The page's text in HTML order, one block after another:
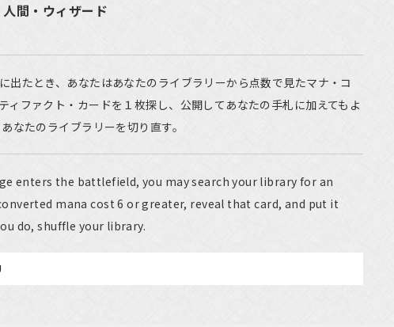
間・ウィザード
出たとき、あなたはあなたのライブラリーから点数で見たマナ・コ
ィファクト・カードを１枚探し、公開してあなたの手札に加えてもよ
なたのライブラリーを切り直す。
enters the battlefield, you may search your library for an
mana cost 6 or greater, reveal that card, and put it
do, shuffle your library.